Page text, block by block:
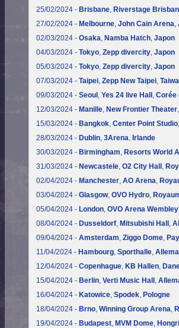
25/02/2024 - Brisbane, Riverstage
27/02/2024 - Melbourne, John Cain Arena,
02/03/2024 - Osaka, Namba Hatch, Japon
04/03/2024 - Tokyo, Zepp divercity, Japon
05/03/2024 - Tokyo, Zepp divercity, Japon
07/03/2024 - Taipei, Zepp New Taipei,
09/03/2024 - Seoul , Yes 24 live Hall , Corée
12/03/2024 - Manille, New Frontier Theater,
15/03/2024 - Bangkok, Center Point Studio,
28/03/2024 - Dublin, 3Arena, Irlande
30/03/2024 - Birmingham, Resorts World
31/03/2024 - Newcastele, O2 City Hall ,
02/04/2024 - Manchester, AO Arena,
03/04/2024 - Glasgow, OVO Hydro,
05/04/2024 - London, OVO Arena Wembley
08/04/2024 - Dusseldorf, Mitsubishi Hall ,
09/04/2024 - Amsterdam, Ziggo Dome,
11/04/2024 - Hambourg, Sporthalle,
12/04/2024 - Copenhague, KB Hallen,
15/04/2024 - Berlin, Verti Music Hall ,
16/04/2024 - Katowice, Spodek, Pologne
18/04/2024 - Brno, Winning Group Arena,
19/04/2024 - Budapest, MVM Dome,